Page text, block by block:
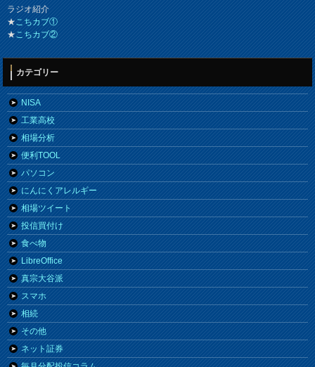
ラジオ紹介
★こちカブ①
★こちカブ②
カテゴリー
NISA
工業高校
相場分析
便利TOOL
パソコン
にんにくアレルギー
相場ツイート
投信買付け
食べ物
LibreOffice
真宗大谷派
スマホ
相続
その他
ネット証券